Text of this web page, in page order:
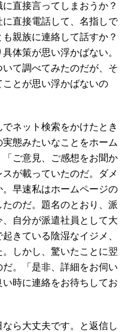
直接言ってしまおうか？
直接電話して、名指しで
親族に連絡して話すか？
体策が思い浮かばない。
て調べてみたのだが、そ
とが思い浮かばないの
ネット検索をかけたとき
態みたいなことをホーム
ご意見、ご感想をお聞か
が載っていたのだ。ダメ
早速私はホームページの
のだ。題名のとおり、派
自分が派遣社員として大
きている陰湿なイジメ、
しかし、驚いたことに翌
。「是非、詳細をお伺い
時に連絡をお待ちしてお
ら大丈夫です。と返信し